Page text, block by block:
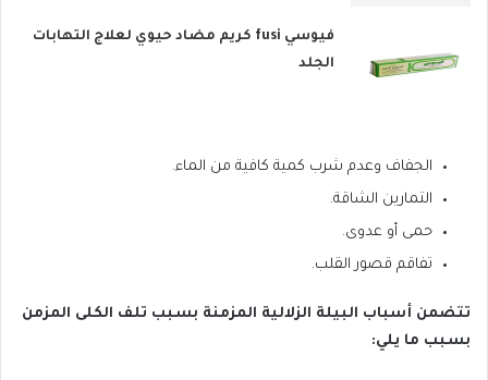
فيوسي fusi كريم مضاد حيوي لعلاج التهابات
الجلد
الجفاف وعدم شرب كمية كافية من الماء.
التمارين الشاقة.
حمى أو عدوى.
تفاقم قصور القلب.
تتضمن أسباب البيلة الزلالية المزمنة بسبب تلف الكلى المزمن
بسبب ما يلي: